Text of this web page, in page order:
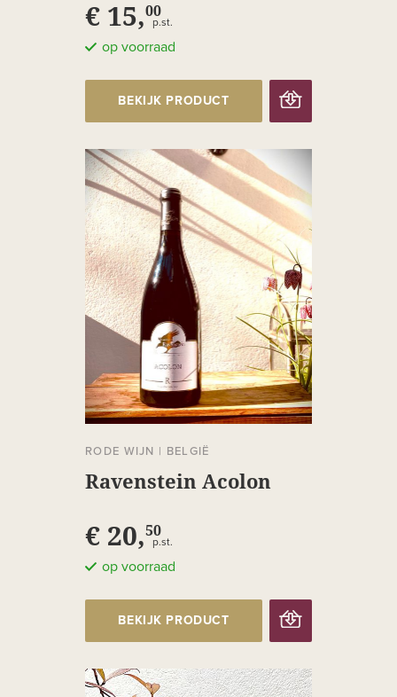
€ 15,00
p.st.
op voorraad
BEKIJK PRODUCT
RODE WIJN | BELGIË
Ravenstein Acolon
€ 20,50
p.st.
op voorraad
BEKIJK PRODUCT